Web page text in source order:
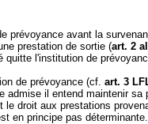
prévoyance avant la
prestation de sortie (art. 2
quitte l'institution de
de prévoyance (cf. art. 3
admise il entend maintenir sa
le droit aux prestations
en principe pas